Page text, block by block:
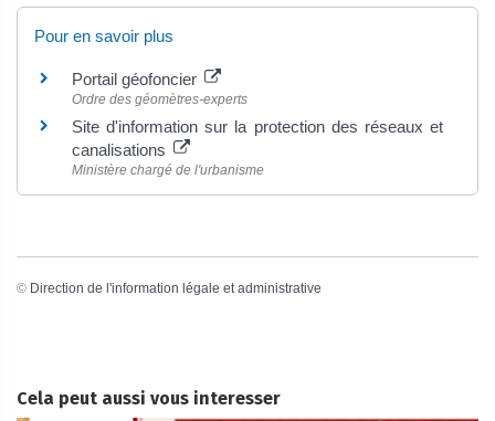
Pour en savoir plus
Portail géofoncier
Ordre des géomètres-experts
Site d'information sur la protection des réseaux et
canalisations
Ministère chargé de l'urbanisme
© Direction de l'information légale et administrative
Cela peut aussi vous interesser